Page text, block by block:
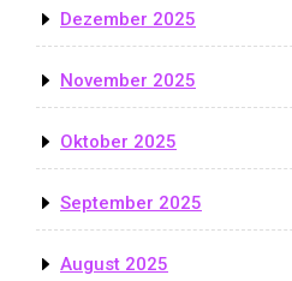
Dezember 2025
November 2025
Oktober 2025
September 2025
August 2025